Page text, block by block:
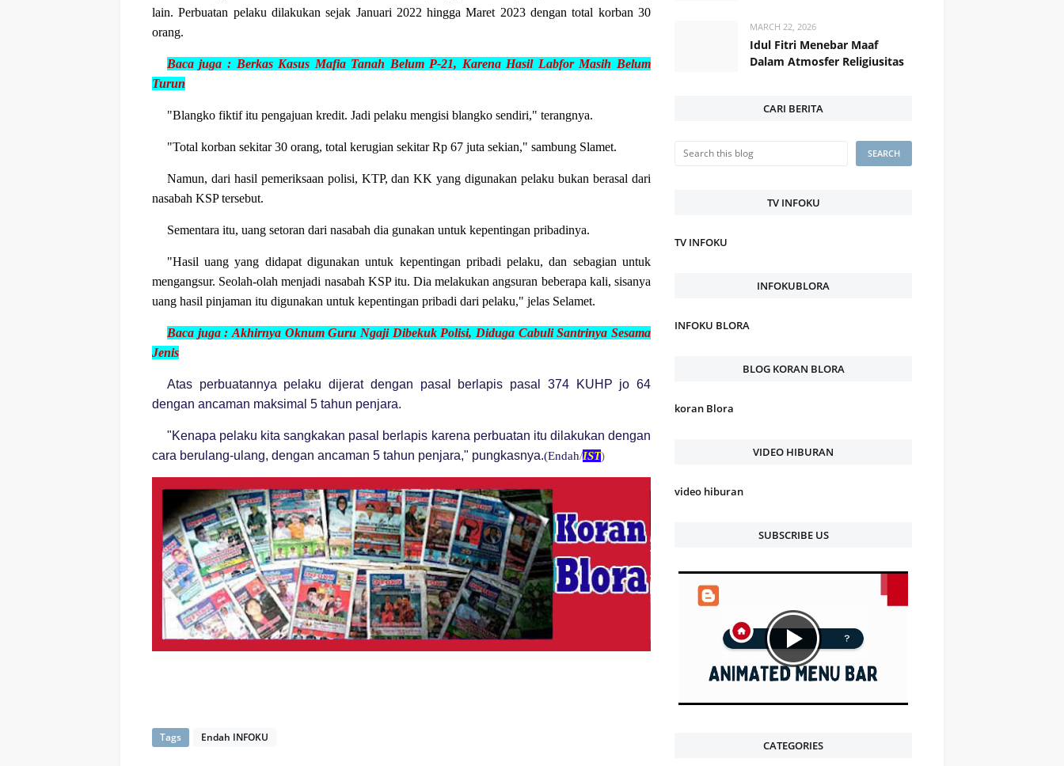
lain. Perbuatan pelaku dilakukan sejak Januari 2022 hingga Maret 2023 dengan total korban 30
orang.
Baca juga : Berkas Kasus Mafia Tanah Belum P-21, Karena Hasil Labfor Masih Belum
Turun
"Blangko fiktif itu pengajuan kredit. Jadi pelaku mengisi blangko sendiri," terangnya.
"Total korban sekitar 30 orang, total kerugian sekitar Rp 67 juta sekian," sambung Slamet.
Namun, dari hasil pemeriksaan polisi, KTP, dan KK yang digunakan pelaku bukan berasal dari
nasabah KSP tersebut.
Sementara itu, uang setoran dari nasabah dia gunakan untuk kepentingan pribadinya.
"Hasil uang yang didapat digunakan untuk kepentingan pribadi pelaku, dan sebagian untuk
mengangsur. Seolah-olah menjadi nasabah KSP itu. Dia melakukan angsuran beberapa kali, sisanya
uang hasil pinjaman itu digunakan untuk kepentingan pribadi dari pelaku," jelas Selamet.
Baca juga : Akhirnya Oknum Guru Ngaji Dibekuk Polisi, Diduga Cabuli Santrinya Sesama
Jenis
Atas perbuatannya pelaku dijerat dengan pasal berlapis pasal 374 KUHP jo 64
dengan ancaman maksimal 5 tahun penjara.
"Kenapa pelaku kita sangkakan pasal berlapis karena perbuatan itu dilakukan dengan
cara berulang-ulang, dengan ancaman 5 tahun penjara," pungkasnya.(Endah/IST)
Tags Endah INFOKU
MARCH 22, 2026
Idul Fitri Menebar Maaf
Dalam Atmosfer Religiusitas
CARI BERITA
TV INFOKU
TV INFOKU
INFOKUBLORA
INFOKU BLORA
BLOG KORAN BLORA
koran Blora
VIDEO HIBURAN
video hiburan
SUBSCRIBE US
CATEGORIES